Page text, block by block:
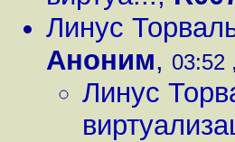
Линус
Аноним, 03:52
Линус